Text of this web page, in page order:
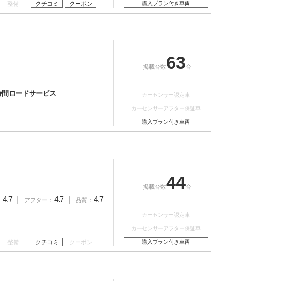
整備 クチコミ クーポン 購入プラン付き車両
ロードサービス
掲載台数63台
カーセンサー認定車
カーセンサーアフター保証車
購入プラン付き車両
4.7 アフター： 4.7 品質： 4.7
整備 クチコミ クーポン
掲載台数44台
カーセンサー認定車
カーセンサーアフター保証車
購入プラン付き車両